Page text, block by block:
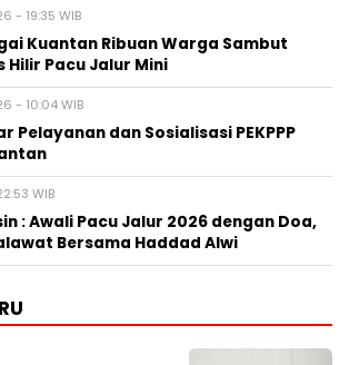
- 19:35 WIB
Kuantan Ribuan Warga Sambut
Hilir Pacu Jalur Mini
- 10:04 WIB
Pelayanan dan Sosialisasi PEKPPP
WIB
: Awali Pacu Jalur 2026 dengan Doa,
Bersama Haddad Alwi